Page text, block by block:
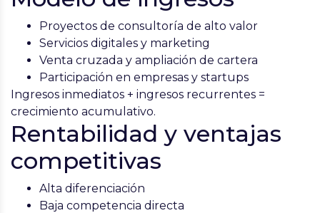
Proyectos de consultoría de alto valor
Servicios digitales y marketing
Venta cruzada y ampliación de cartera
Participación en empresas y startups
Ingresos inmediatos + ingresos recurrentes =
crecimiento acumulativo.
Rentabilidad y ventajas
competitivas
Alta diferenciación
Baja competencia directa